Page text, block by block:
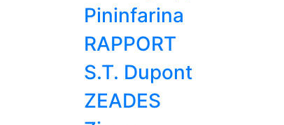
Pininfarina
RAPPORT
S.T. Dupont
ZEADES